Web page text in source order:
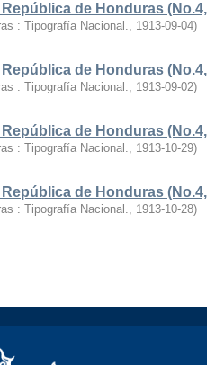
de Honduras
: Tipografía Nacional., 1913-09-04)
de Honduras
: Tipografía Nacional., 1913-09-02)
de Honduras
: Tipografía Nacional., 1913-10-29)
de Honduras
: Tipografía Nacional., 1913-10-28)